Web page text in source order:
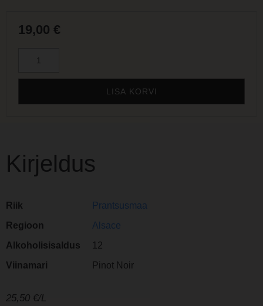
19,00 €
LISA KORVI
Kirjeldus
Riik
Prantsusmaa
Regioon
Alsace
Alkoholisisaldus
12
Viinamari
Pinot Noir
25,50 €/L